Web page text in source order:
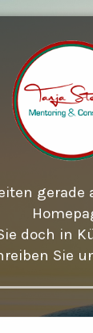
gerade
doch in
Sie